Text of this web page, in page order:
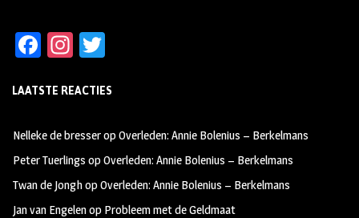
Fa
b
oo
k
In
ag
m
tt
LAATSTE REACTIES
Nelleke de bresseropOverleden: Annie Bolenius – Berkelmans
Peter Tuerlings opOverleden: Annie Bolenius – Berkelmans
Twan de JonghopOverleden: Annie Bolenius – Berkelmans
Jan van Engelenop Probleem met de Geldmaat